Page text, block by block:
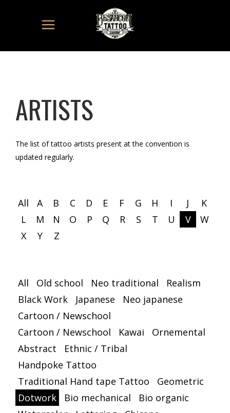
ARTISTS
The list of tattoo artists present at the convention is
updated regularly.
All A B C D E F G H I J
K
L
M N O P Q R S T U V
W
X
Y Z
All Old school Neo traditional
Realism
Black Work
Japanese
Neo japanese
Cartoon / Newschool
Cartoon / Newschool
Kawai
Ornemental
Abstract
Ethnic / Tribal
Handpoke Tattoo
Traditional Hand tape Tattoo
Geometric
Dotwork
Bio mechanical
Bio organic